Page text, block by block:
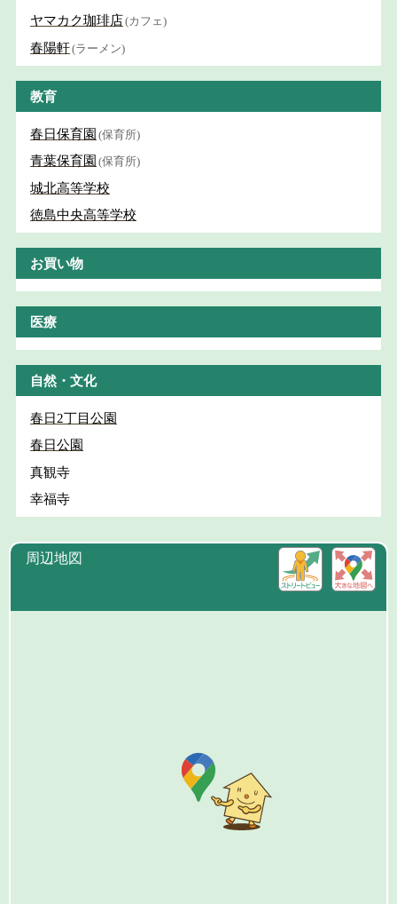
ヤマカク珈琲店(カフェ)
春陽軒(ラーメン)
教育
春日保育園 (保育所)
青葉保育園 (保育所)
城北高等学校
徳島中央高等学校
お買い物
医療
自然・文化
春日2丁目公園
春日公園
真観寺
幸福寺
周辺地図